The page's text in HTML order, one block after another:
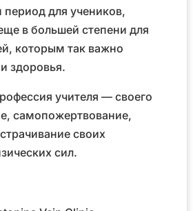
период для учеников,
в большей степени для
которым так важно
здоровья.
учителя — своего
самопожертвование,
своих
сил.